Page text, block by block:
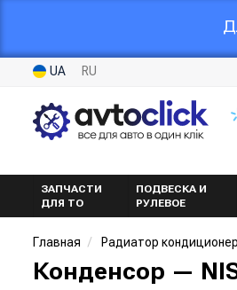
UA RU
ЗАПЧАСТИ
ДЛЯ ТО
ПОДВЕСКА И
РУЛЕВОЕ
Главная Радиатор
Конденсор —